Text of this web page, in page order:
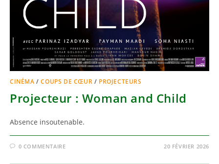
CINÉMA /COUPS DE CŒUR / PROJECTEURS
Projecteur : Woman and Child
Absence insoutenable.
0 COMMENTAIRE 20 FÉVRIER 2026